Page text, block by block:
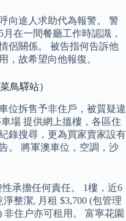
向途人求助代為報警。 警
在一間餐廳工作時認識，
侶關係。 被告指何告訴他
，故希望向他報復。
鳥驛站）
位拆售予非住戶，被質疑違
場 提供網上搵樓，各區住
錄搜尋，更為買家賣家設有
。 將軍澳車位，空調，沙
承擔任何責任。 1樓，近6
整潔, 月租 $3,700 (包管理
住户亦可租用。 富寧花園